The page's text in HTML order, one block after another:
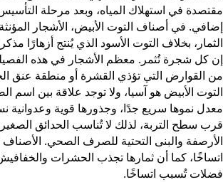
في استهلاك المياه، وبعد مرحلة التأسيس
في أصناف التوت الأبيض، الأشجار
بخلاف التوت الأسود الذي يُنتج أزهارًا
كل شجرة تُثمر. معظم الأشجار في هذه
القوارض التي تؤذي القشرة أو منطقة عنق
الأبيض هو آسيا، ولا توجد علاقة بين اسم
نموها سريع جدًا، وجذورها قوية وعدوانية
سطح التربة، لذلك لا تُناسب الحدائق
والبنى التحتية للصرف الصحي. الأصناف
كما أن ثمارها تجذب الحشرات والخفافيش
تُسبب اتساخًا.